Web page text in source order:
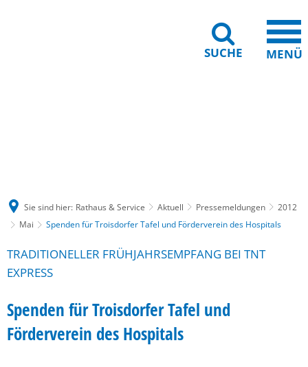
SUCHE MENÜ
Sie sind hier: Rathaus & Service Aktuell Pressemeldungen
2012
Mai
Spenden für Troisdorfer Tafel und Förderverein des Hospitals
TRADITIONELLER FRÜHJAHRSEMPFANG BEI TNT
EXPRESS
Spenden für Troisdorfer Tafel und
Förderverein des Hospitals